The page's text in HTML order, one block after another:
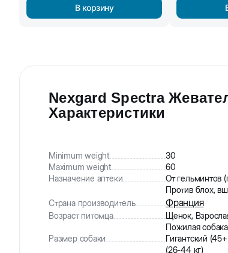
В корзину
Nexgard Spectra
Характеристики
Minimum weight
30
Maximum weight
60
Назначение аптеки
От гельминтов
Против блох,
Страна производитель
Франция
Возраст питомца
Щенок,
Пожилая собака
Размер собаки
Гигантский
(26-44 кг)